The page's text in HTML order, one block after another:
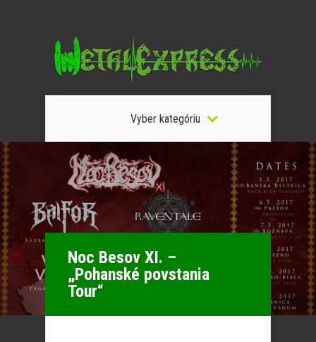
Vyber kategóriu
Noc Besov XI. –
„Pohanské povstania
Tour“